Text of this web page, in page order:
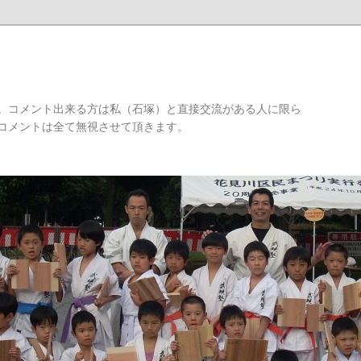
コメント出来る方は私（石塚）と直接交流がある人に限ら
ントは全て無視させて頂きます。